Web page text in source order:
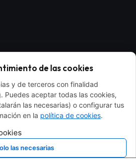
9"]
de las cookies
y de terceros con finalidad
Puedes aceptar todas las cookies,
las necesarias) o configurar tus
en la política de cookies.
las necesarias